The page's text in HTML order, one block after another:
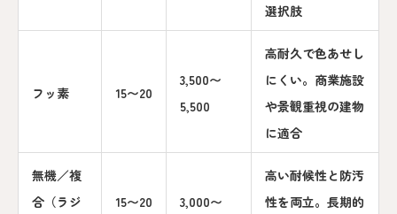
選択肢
フッ素 15〜20
3,500〜
5,500
高耐久で色あせし
にくい。商業施設
や景観重視の建物
に適合
無機／複
合（ラジ
15〜20
3,000〜
高い耐候性と防汚
性を両立。長期的